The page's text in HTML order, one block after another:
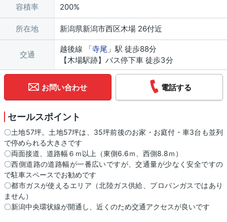
容積率 200%
所在地 新潟県新潟市西区木場 26付近
交通
越後線 「寺尾 」駅 徒歩88分
【木場駅跡】バス停下車 徒歩3分
お問い合わせ 電話する
セールスポイント
〇土地57坪。土地57坪は、35坪前後のお家・お庭付・車3台も並列
で停められる大きさです
〇両面接道、道路幅６ｍ以上（東側6.6ｍ、西側8.8ｍ）
〇西側道路の道路幅が一番広いですが、交通量が少なく安全ですの
で駐車スペースでお勧めです
〇都市ガスが使えるエリア（北陸ガス供給、プロパンガスではあり
ません）
〇新潟中央環状線が開通し、近くのため交通アクセスが良いです